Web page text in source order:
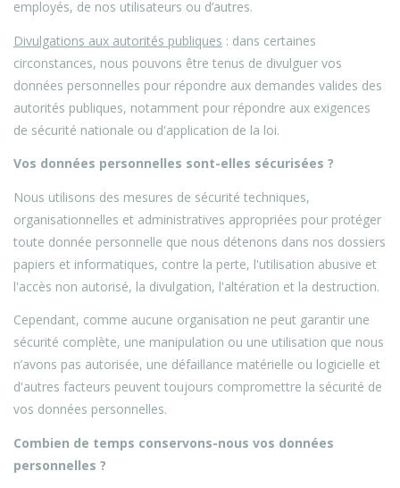
employés, de nos utilisateurs ou d’autres.
Divulgations aux autorités publiques : dans certaines
circonstances, nous pouvons être tenus de divulguer vos
données personnelles pour répondre aux demandes valides des
autorités publiques, notamment pour répondre aux exigences
de sécurité nationale ou d'application de la loi.
Vos données personnelles sont-elles sécurisées ?
Nous utilisons des mesures de sécurité techniques,
organisationnelles et administratives appropriées pour protéger
toute donnée personnelle que nous détenons dans nos dossiers
papiers et informatiques, contre la perte, l'utilisation abusive et
l'accès non autorisé, la divulgation, l'altération et la destruction.
Cependant, comme aucune organisation ne peut garantir une
sécurité complète, une manipulation ou une utilisation que nous
n’avons pas autorisée, une défaillance matérielle ou logicielle et
d'autres facteurs peuvent toujours compromettre la sécurité de
vos données personnelles.
Combien de temps conservons-nous vos données
personnelles ?